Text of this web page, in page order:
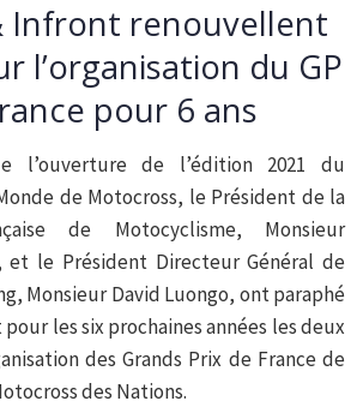
Infront renouvellent
l’organisation du GP
pour 6 ans
l’ouverture de l’édition 2021 du
de Motocross, le Président de la
de Motocyclisme, Monsieur
et le Président Directeur Général de
Monsieur David Luongo, ont paraphé
les six prochaines années les deux
des Grands Prix de France de
des Nations.